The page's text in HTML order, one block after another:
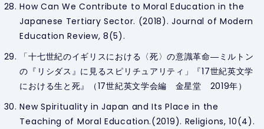
How Can We Contribute to Moral Education in the
Japanese Tertiary Sector. (2018).Journal of Modern
Education Review, 8(5).
「十七世紀のイギリスにおける〈死〉の意識革命―ミルトン
の『リシダス』に見るスピリチュアリティ」『17世紀英文学
における生と死』（17世紀英文学会編 金星堂 2019年）
New Spirituality in Japan and Its Place in the
Teaching of Moral Education.(2019). Religions, 10(4).